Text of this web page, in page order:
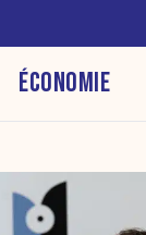
ÉCONOMIE